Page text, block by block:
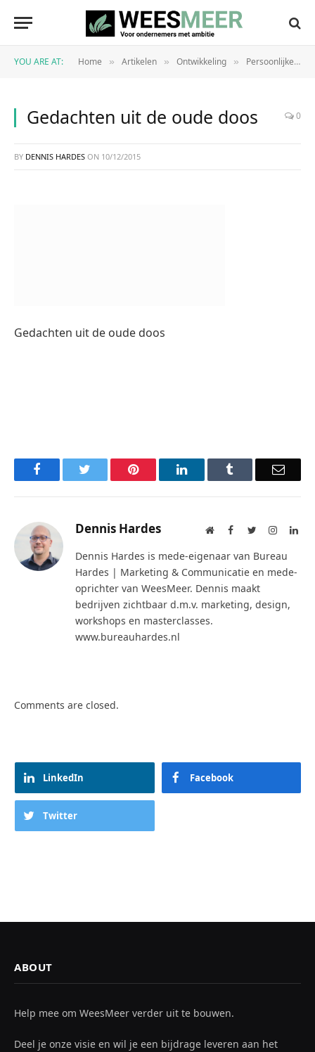
YOU ARE AT: Home » Artikelen » Ontwikkeling » Persoonlijke ontwikkeling
Gedachten uit de oude doos 0
BY DENNIS HARDES ON 10/12/2015
Gedachten uit de oude doos
Facebook Pinterest LinkedIn Email
Dennis Hardes WebsiteFacebook
TwitterInstagram
Dennis Hardes is mede-eigenaar van Bureau
Hardes | Marketing & Communicatie en mede-
oprichter van WeesMeer. Dennis maakt
bedrijven zichtbaar d.m.v. marketing, design,
workshops en masterclasses.
www.bureauhardes.nl
Comments are closed.
LinkedIn Facebook
Twitter
ABOUT
Help mee om WeesMeer verder uit te bouwen.
Deel je onze visie en wil je een bijdrage leveren aan het